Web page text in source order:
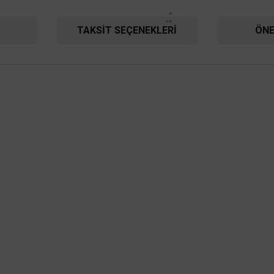
TAKSIT SEÇENEKLERI